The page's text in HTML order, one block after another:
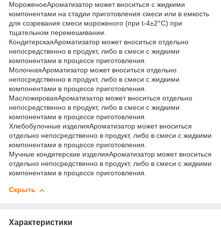
МороженоеАроматизатор может вноситься с жидкими
компонентами на стадии приготовления смеси или в емкость
для созревания смеси мороженого (при t-4±2°C) при
тщательном перемешивании.
КондитерскаяАроматизатор может вноситься отдельно
непосредственно в продукт, либо в смеси с жидкими
компонентами в процессе приготовления.
МолочнаяАроматизатор может вноситься отдельно
непосредственно в продукт, либо в смеси с жидкими
компонентами в процессе приготовления.
МасложироваяАроматизатор может вноситься отдельно
непосредственно в продукт, либо в смеси с жидкими
компонентами в процессе приготовления.
Хлебобулочные изделияАроматизатор может вноситься
отдельно непосредственно в продукт, либо в смеси с жидкими
компонентами в процессе приготовления.
Мучные кондитерские изделияАроматизатор может вноситься
отдельно непосредственно в продукт, либо в смеси с жидкими
компонентами в процессе приготовления.
Скрыть
Характеристики